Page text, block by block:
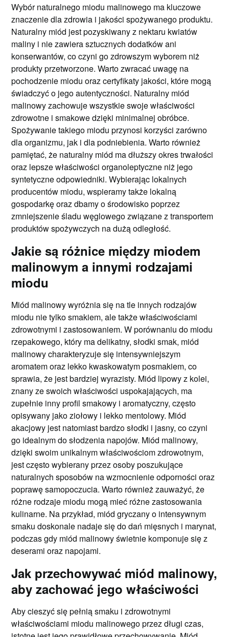
Wybór naturalnego miodu malinowego ma kluczowe
znaczenie dla zdrowia i jakości spożywanego produktu.
Naturalny miód jest pozyskiwany z nektaru kwiatów
maliny i nie zawiera sztucznych dodatków ani
konserwantów, co czyni go zdrowszym wyborem niż
produkty przetworzone. Warto zwracać uwagę na
pochodzenie miodu oraz certyfikaty jakości, które mogą
świadczyć o jego autentyczności. Naturalny miód
malinowy zachowuje wszystkie swoje właściwości
zdrowotne i smakowe dzięki minimalnej obróbce.
Spożywanie takiego miodu przynosi korzyści zarówno
dla organizmu, jak i dla podniebienia. Warto również
pamiętać, że naturalny miód ma dłuższy okres trwałości
oraz lepsze właściwości organoleptyczne niż jego
syntetyczne odpowiedniki. Wybierając lokalnych
producentów miodu, wspieramy także lokalną
gospodarkę oraz dbamy o środowisko poprzez
zmniejszenie śladu węglowego związane z transportem
produktów spożywczych na dużą odległość.
Jakie są różnice między miodem
malinowym a innymi rodzajami
miodu
Miód malinowy wyróżnia się na tle innych rodzajów
miodu nie tylko smakiem, ale także właściwościami
zdrowotnymi i zastosowaniem. W porównaniu do miodu
rzepakowego, który ma delikatny, słodki smak, miód
malinowy charakteryzuje się intensywniejszym
aromatem oraz lekko kwaskowatym posmakiem, co
sprawia, że jest bardziej wyrazisty. Miód lipowy z kolei,
znany ze swoich właściwości uspokajających, ma
zupełnie inny profil smakowy i aromatyczny, często
opisywany jako ziołowy i lekko mentolowy. Miód
akacjowy jest natomiast bardzo słodki i jasny, co czyni
go idealnym do słodzenia napojów. Miód malinowy,
dzięki swoim unikalnym właściwościom zdrowotnym,
jest często wybierany przez osoby poszukujące
naturalnych sposobów na wzmocnienie odporności oraz
poprawę samopoczucia. Warto również zauważyć, że
różne rodzaje miodu mogą mieć różne zastosowania
kulinarne. Na przykład, miód gryczany o intensywnym
smaku doskonale nadaje się do dań mięsnych i marynat,
podczas gdy miód malinowy świetnie komponuje się z
deserami oraz napojami.
Jak przechowywać miód malinowy,
aby zachować jego właściwości
Aby cieszyć się pełnią smaku i zdrowotnymi
właściwościami miodu malinowego przez długi czas,